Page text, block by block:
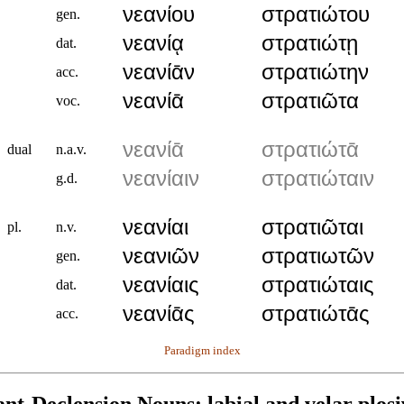
gen. νεανίου στρατιώτου
dat. νεανίᾳ στρατιώτῃ
acc. νεανίᾱν στρατιώτην
voc. νεανίᾱ στρατιῶτα
dual n.a.v. νεανίᾱ στρατιώτᾱ
g.d. νεανίαιν στρατιώταιν
pl. n.v. νεανίαι στρατιῶται
gen. νεανιῶν στρατιωτῶν
dat. νεανίαις στρατιώταις
acc. νεανίᾱς στρατιώτᾱς
Paradigm index